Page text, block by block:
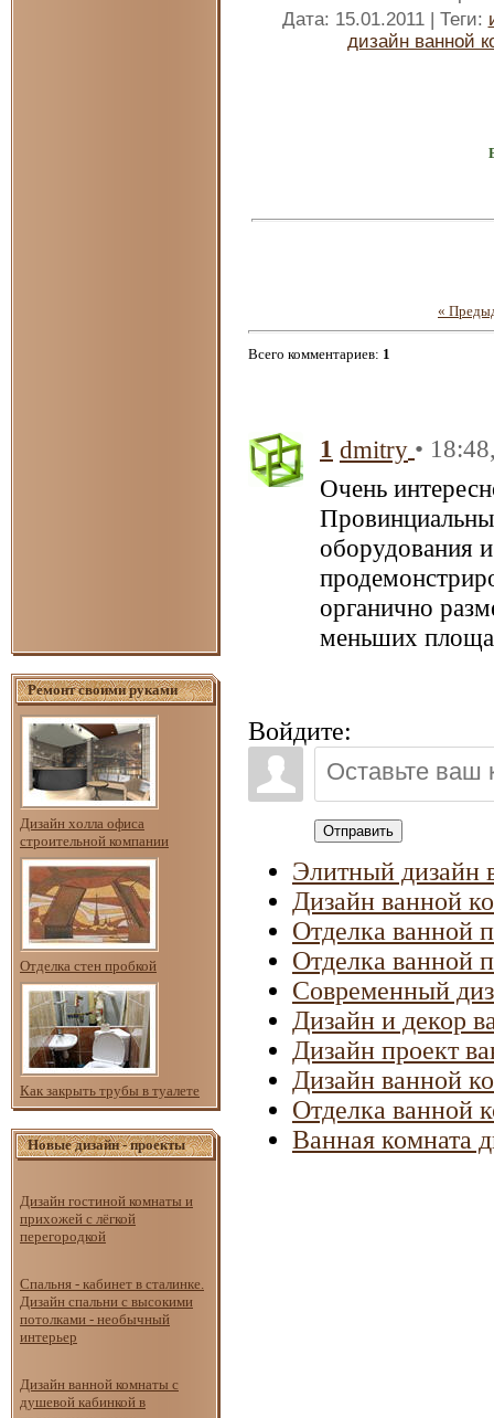
Ремонт своими руками
Дизайн холла офиса
строительной компании
Отделка стен пробкой
Как закрыть трубы в туалете
Новые дизайн - проекты
Дизайн гостиной комнаты и
прихожей с лёгкой
перегородкой
Спальня - кабинет в сталинке.
Дизайн спальни с высокими
потолками - необычный
интерьер
Дизайн ванной комнаты с
душевой кабинкой в
Дата: 15.01.2011 | Теги:
дизайн ванной
«
Всего комментариев: 1
1 dmitry •
Очень
оборудования
органично
меньших
Войдите:
Отправить
Элитный дизайн
Дизайн ванной
Отделка ванной
Отделка ванной
Современный
Дизайн и декор
Дизайн проект
Дизайн ванной
Отделка ванной
Ванная комната